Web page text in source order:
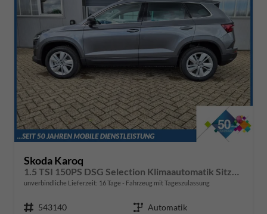
Skoda Karoq
unverbindliche Lieferzeit: 16 Tage Fahrzeug mit Tageszulassung
Fahrzeugnr. 543140 Getriebe Automatik